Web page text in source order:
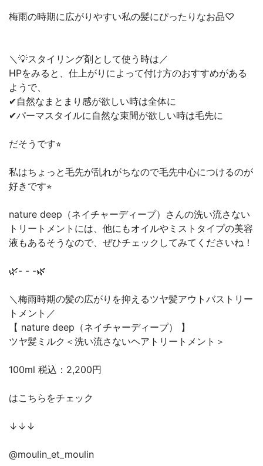
梅雨の時期に広がりやすい私の髪にぴったりなお品♡
＼💡スタイリング剤として使う時は／
HPをみると、仕上がりによって付け方のおすすめがある
ようで、
✔︎自然なまとまり感が欲しい時は全体に
✔︎パーマスタイルに自然な束間が欲しい時は毛先に
だそうです⭐︎
私はちょっと毛先が乱れがちなので毛先中心につけるのが
好きです⭐︎
nature deep（ネイチャーディープ）さんの洗い流さない
トリートメントには、他にもオイルやミストタイプの美容
液もあるそうなので、ぜひチェックしてみてくださいね！
🌿- - -🌿
＼梅雨時期の髪の広がりを抑えるツヤ髪アウトバストリー
トメント／
【 nature deep（ネイチャーディープ） 】
ツヤ髪ミルク＜洗い流さないヘアトリートメント＞
100ml 税込：2,200円
はこちらをチェック
↓↓↓
@moulin_et_moulin